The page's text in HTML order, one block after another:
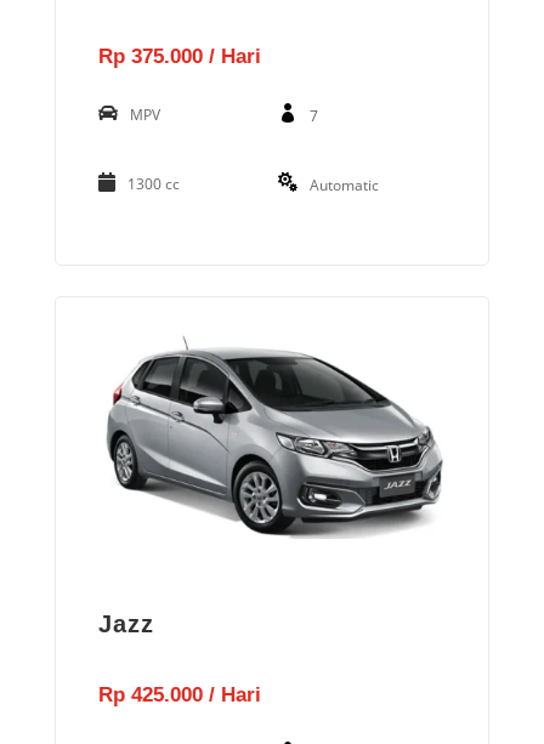
Rp 375.000 / Hari
MPV 7
1300 cc Automatic
Jazz
Rp 425.000 / Hari